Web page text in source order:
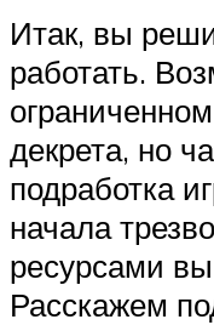
Итак, вы
работать.
декрета, но
подработка
начала
ресурсами
Расскажем